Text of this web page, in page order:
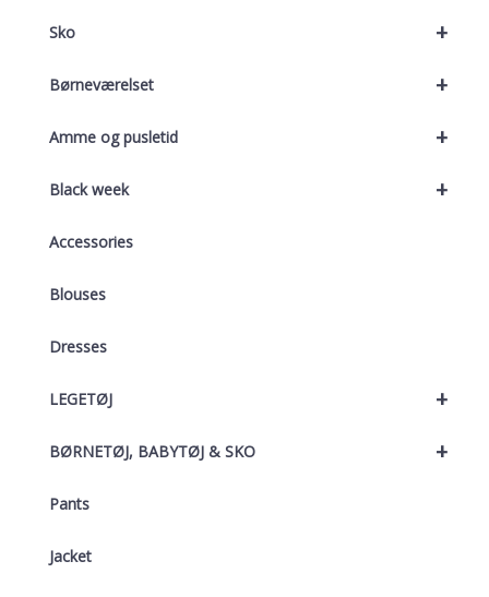
+
Sko
+
Børneværelset
+
Amme og pusletid
+
Black week
Accessories
Blouses
Dresses
+
LEGETØJ
+
BØRNETØJ, BABYTØJ & SKO
Pants
Jacket